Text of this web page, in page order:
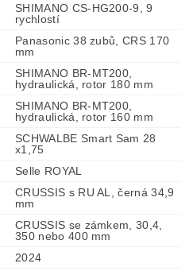
SHIMANO CS-HG200-9, 9
rychlostí
Panasonic 38 zubů, CRS 170
mm
SHIMANO BR-MT200,
hydraulická, rotor 180 mm
SHIMANO BR-MT200,
hydraulická, rotor 160 mm
SCHWALBE Smart Sam 28
x1,75
Selle ROYAL
CRUSSIS s RU AL, černá 34,9
mm
CRUSSIS se zámkem, 30,4,
350 nebo 400 mm
2024